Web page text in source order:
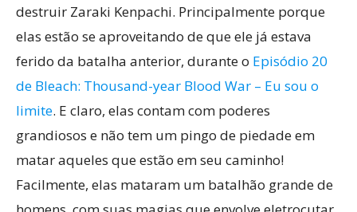
destruir Zaraki Kenpachi. Principalmente porque
elas estão se aproveitando de que ele já estava
ferido da batalha anterior, durante o Episódio 20
de Bleach: Thousand-year Blood War – Eu sou o
limite. E claro, elas contam com poderes
grandiosos e não tem um pingo de piedade em
matar aqueles que estão em seu caminho!
Facilmente, elas mataram um batalhão grande de